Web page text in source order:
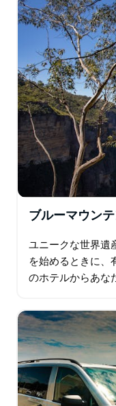
ブルーマウン
ユニークな世界遺
を始めるときに、
のホテルからあな
との特別なモーニ